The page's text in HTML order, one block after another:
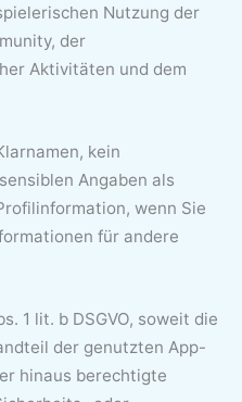
Nutzung der
der
Aktivitäten und dem
kein
Angaben als
wenn Sie
für andere
1 lit. b DSGVO, soweit die
der genutzten App-
hinaus berechtigte